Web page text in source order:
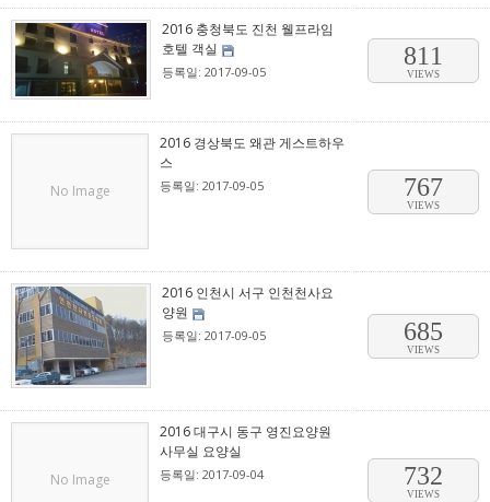
2016 충청북도 진천 웰프라임
호텔 객실
등록일: 2017-09-05
811
VIEWS
No Image
2016 경상북도 왜관 게스트하우
스
등록일: 2017-09-05 767
VIEWS
2016 인천시 서구 인천천사요
양원
등록일: 2017-09-05 685
VIEWS
No Image
2016 대구시 동구 영진요양원
사무실 요양실
등록일: 2017-09-04 732
VIEWS